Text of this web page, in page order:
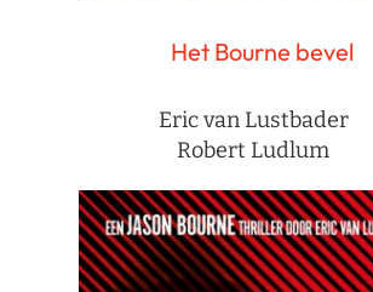
Het Bourne bevel
Eric van Lustbader
Robert Ludlum